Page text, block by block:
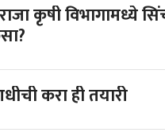
कृषी विभागामध्ये
करा ही तयारी